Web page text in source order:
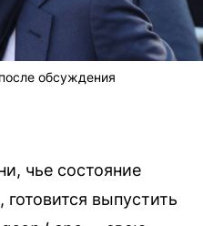
обсуждения
чье состояние
выпустить